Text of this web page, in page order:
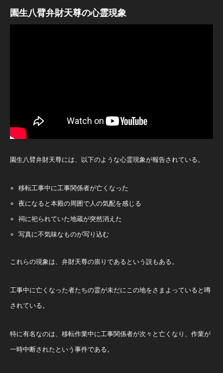
園生八臂弁財天尊の心霊現象
園生八臂弁財天尊には、以下のような心霊現象が報告されている。
移転工事中に工事関係者が亡くなった
夜になると本殿の周囲で人の気配を感じる
祠に祀られていた地蔵が突然消えた
写真に不気味なものが写り込む
これらの現象は、弁財天尊の祟りであるという説もある。
工事中に亡くなった者たちの霊が未だにこの地をさまよっていると噂
されている。
特に有名なのは、移転作業中に工事関係者が次々と亡くなり、作業が
一時中断されたという事件である。